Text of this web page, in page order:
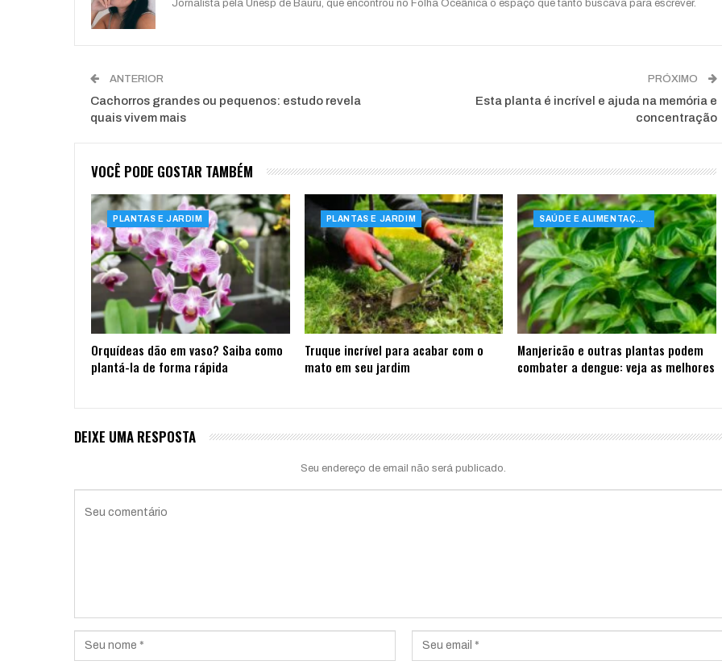
Jornalista pela Unesp de Bauru, que encontrou no Folha Oceânica o espaço que tanto buscava para escrever.
ANTERIOR
Cachorros grandes ou pequenos: estudo revela
quais vivem mais
PRÓXIMO
Esta planta é incrível e ajuda na memória e
concentração
VOCÊ PODE GOSTAR TAMBÉM
PLANTAS E JARDIM
Orquídeas dão em vaso? Saiba como
plantá-la de forma rápida
PLANTAS E JARDIM
Truque incrível para acabar com o
mato em seu jardim
SAÚDE E ALIMENTAÇÃO
Manjericão e outras plantas podem
combater a dengue: veja as melhores
DEIXE UMA RESPOSTA
Seu endereço de email não será publicado.